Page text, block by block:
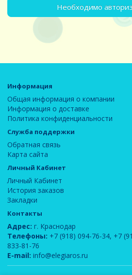
Необходимо
Информация
Общая информация о компании
Информация о доставке
Политика конфиденциальности
Служба поддержки
Обратная связь
Карта сайта
Личный Кабинет
Личный Кабинет
История заказов
Закладки
Контакты
Адрес: г. Краснодар
Телефоны: +7 (918) 094-76-34, +7
833-81-76
E-mail: info@elegiaros.ru